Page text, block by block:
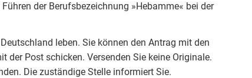
der Berufsbezeichnung »Hebamme« bei der
leben. Sie können den Antrag mit den
der Post schicken. Versenden Sie keine Originale.
Die zuständige Stelle informiert Sie.